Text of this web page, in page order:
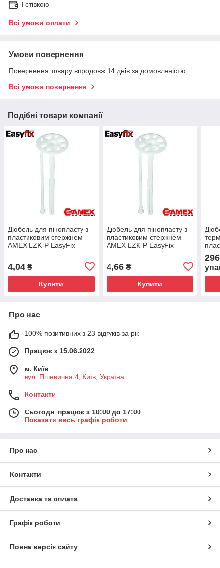
Готівкою
Всі умови оплати
Умови повернення
Повернення товару впродовж 14 днів за домовленістю
Всі умови повернення
Подібні товари компанії
Дюбель для пінопласту з
пластиковим стержнем
AMEX LZK-P EasyFix
4,04 ₴
Купити
Дюбель для пінопласту з
пластиковим стержнем
AMEX LZK-P EasyFix
4,66₴
Купити
Про нас
100% позитивних з 23 відгуків за рік
Працює з 15.06.2022
м. Київ
вул. Пшенична 4, Київ, Україна
Контакти
Сьогодні працює з 10:00 до 17:00
Показати весь графік роботи
Про нас
Контакти
Доставка та оплата
Графік роботи
Повна версія сайту